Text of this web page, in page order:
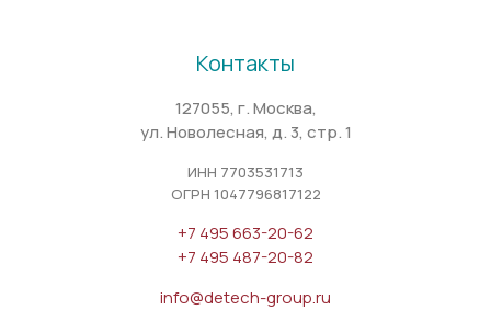
Контакты
127055, г. Москва,
ул. Новолесная, д. 3, стр. 1
ИНН 7703531713
ОГРН 1047796817122
+7 495 663-20-62
+7 495 487-20-82
info@detech-group.ru